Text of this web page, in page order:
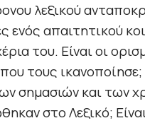
λεξικού
ενός απαιτητικού
του. Είναι οι
τους ικανοποίησε;
σημασιών και των
στο Λεξικό;